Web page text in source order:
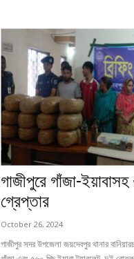
গাজীপুরে গাঁজা-
গ্রেপ্তার
October 26, 2024
গাজীপুর সদর উপজেলা জয়দেবপুর থানার